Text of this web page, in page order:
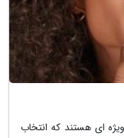
ای هستند که انتخاب